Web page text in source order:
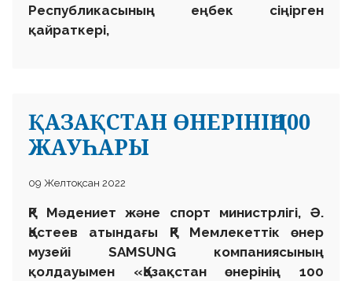
Республикасының еңбек сіңірген
қайраткері,
ҚАЗАҚСТАН ӨНЕРІНІҢ 100
ЖАУҺАРЫ
09 Желтоқсан 2022
ҚР Мәдениет және спорт министрлігі, Ә.
Қастеев атындағы ҚР Мемлекеттік өнер
музейі SAMSUNG компаниясының
қолдауымен «Қазақстан өнерінің 100